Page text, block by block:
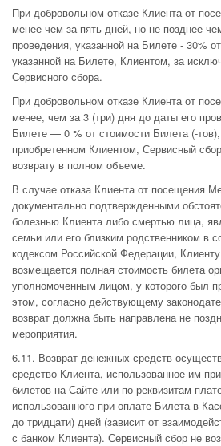
При добровольном отказе Клиента от
менее чем за пять дней, но не позднее
проведения, указанной на Билете - 30%
указанной на Билете, Клиентом, за
Сервисного сбора.
При добровольном отказе Клиента от
менее, чем за 3 (три) дня до даты его
Билете — 0 % от стоимости Билета (-
приобретенном Клиентом, Сервисный
возврату в полном объеме.
В случае отказа Клиента от посещения
документально подтвержденными
болезнью Клиента либо смертью лица,
семьи или его близким родственником в
кодексом Российской Федерации,
возмещается полная стоимость билета
уполномоченным лицом, у которого был
этом, согласно действующему
возврат должна быть направлена не
мероприятия.
6.11. Возврат денежных средств
средство Клиента, использованное им
билетов на Сайте или по реквизитам
использованного при оплате Билета в
до тридцати) дней (зависит от
с банком Клиента). Сервисный сбор не